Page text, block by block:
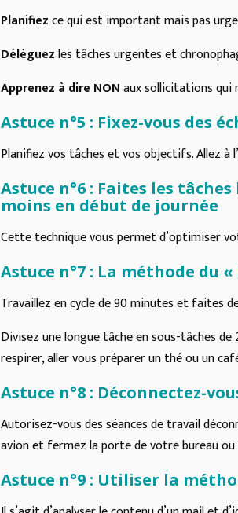
Planifiezce qui est important mais pas
Déléguezles tâches urgentes et
Apprenez à dire NONaux sollicitations qui
Astuce n°5 : Fixez-vous des
Planifiez vos tâches et vos objectifs. Allez à
Astuce n°6 : Faites les
moins en début de journée
Cette technique vous permet d’optimiser
Astuce n°7 : La méthode du
Travaillez en cycle de 90 minutes et faites
Divisez une longue tâche en sous-tâches
respirer, aller vous préparer un thé ou un
Astuce n°8 : Déconnectez-
Autorisez-vous des séances de travail
avion et fermez la porte de votre bureau
Astuce n°9 : Utiliser la